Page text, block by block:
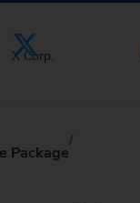
X Corp.
Package